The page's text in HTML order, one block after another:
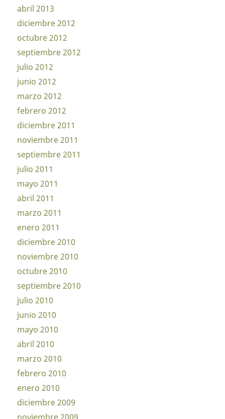
abril 2013
diciembre 2012
octubre 2012
septiembre 2012
julio 2012
junio 2012
marzo 2012
febrero 2012
diciembre 2011
noviembre 2011
septiembre 2011
julio 2011
mayo 2011
abril 2011
marzo 2011
enero 2011
diciembre 2010
noviembre 2010
octubre 2010
septiembre 2010
julio 2010
junio 2010
mayo 2010
abril 2010
marzo 2010
febrero 2010
enero 2010
diciembre 2009